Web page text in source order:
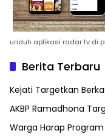
unduh aplikasi radar tv di
Berita Terbaru
Kejati Targetkan
AKBP Ramadhona
Warga Harap